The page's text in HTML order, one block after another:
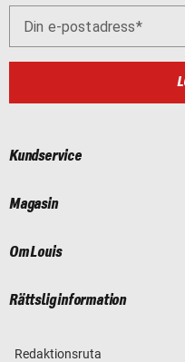
Din e-postadress
Kundservice
Magasin
Om Louis
Rättslig information
Redaktionsruta